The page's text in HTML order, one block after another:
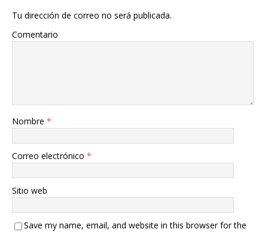
Tu dirección de correo no será publicada.
Comentario
Nombre *
Correo electrónico *
Sitio web
Save my name, email, and website in this browser for the